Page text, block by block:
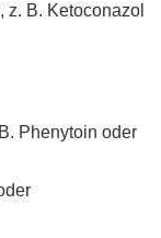
B. Ketoconazol
Phenytoin oder